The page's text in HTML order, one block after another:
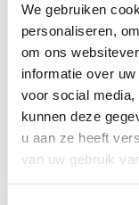
We gebruiken
personaliseren,
om ons
informatie over
voor social
kunnen deze
u aan ze heeft
van uw gebruik
zonnebril. Op
gewoon goed
Oranje helden
of WK voetbal.
want op die
zonnig zijn. En
in iedere